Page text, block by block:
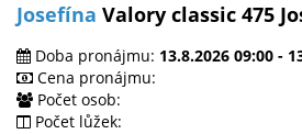
Josefína Valory classic 475
Doba pronájmu: 13.8.2026 09:00 -
Cena pronájmu:
Počet osob:
Počet lůžek: